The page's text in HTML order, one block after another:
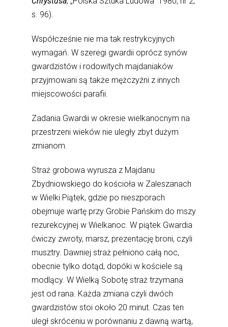
s. 96).
Współcześnie nie ma tak restrykcyjnych
wymagań. W szeregi gwardii oprócz synów
gwardzistów i rodowitych majdaniaków
przyjmowani są także mężczyźni z innych
miejscowości parafii.
Zadania Gwardii w okresie wielkanocnym na
przestrzeni wieków nie uległy zbyt dużym
zmianom.
Straż grobowa wyrusza z Majdanu
Zbydniowskiego do kościoła w Zaleszanach
w Wielki Piątek, gdzie po nieszporach
obejmuje wartę przy Grobie Pańskim do mszy
rezurekcyjnej w Wielkanoc. W piątek Gwardia
ćwiczy zwroty, marsz, prezentację broni, czyli
musztry. Dawniej straż pełniono całą noc,
obecnie tylko dotąd, dopóki w kościele są
modlący. W Wielką Sobotę straż trzymana
jest od rana. Każda zmiana czyli dwóch
gwardzistów stoi około 20 minut. Czas ten
uległ skróceniu w porównaniu z dawną wartą,